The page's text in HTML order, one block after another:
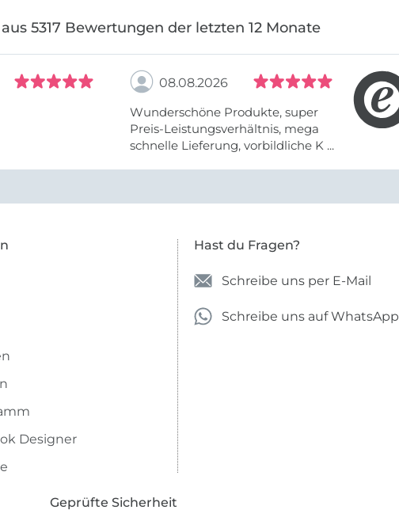
5317 Bewertungen der letzten 12 Monate
08.08.2026
Wunderschöne Produkte, super
Preis-Leistungsverhältnis, mega
schnelle Lieferung, vorbildliche K ...
Designer
Hast du Fragen?
Schreibe uns per E-Mail
Schreibe uns auf WhatsApp
Geprüfte Sicherheit